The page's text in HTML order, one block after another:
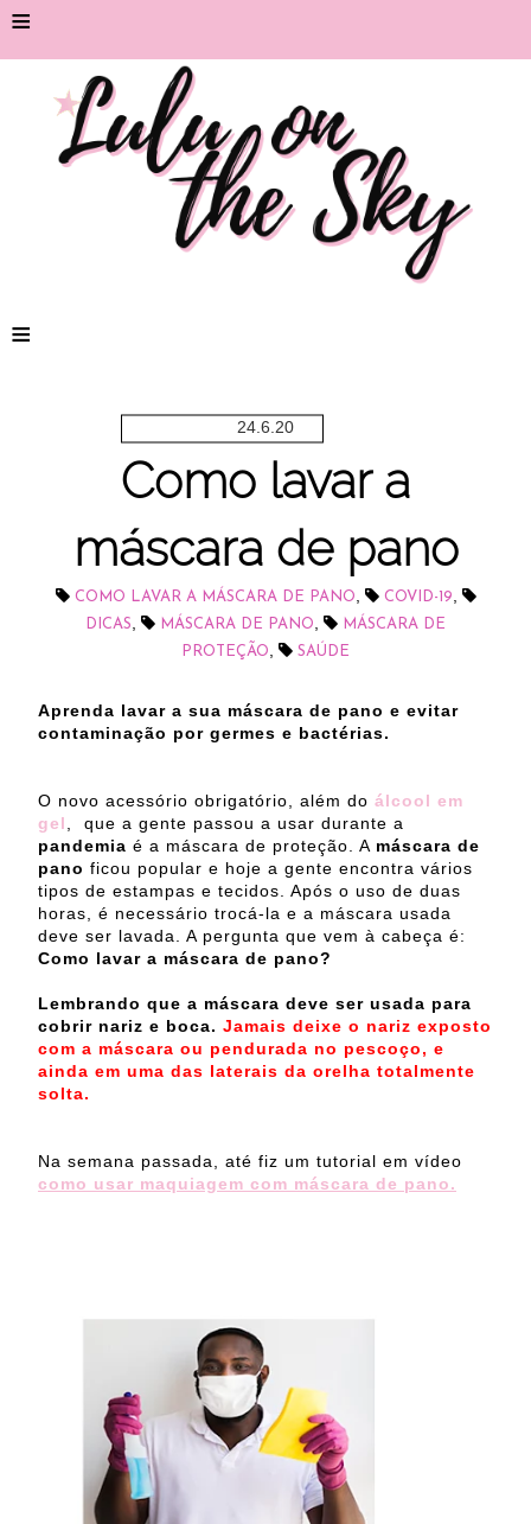
≡
≡
24.6.20
Como lavar a
máscara de pano
COMO LAVAR A MÁSCARA DE PANO, COVID-19,
DICAS, MÁSCARA DE PANO,
MÁSCARA DE
PROTEÇÃO, SAÚDE
Aprenda lavar a sua máscara de pano e evitar
contaminação por germes e bactérias.
O novo acessório obrigatório, além do álcool em
gel, que a gente passou a usar durante a
pandemia é a máscara de proteção. A máscara de
pano ficou popular e hoje a gente encontra vários
tipos de estampas e tecidos. Após o uso de duas
horas, é necessário trocá-la e a máscara usada
deve ser lavada. A pergunta que vem à cabeça é:
Como lavar a máscara de pano?
Lembrando que a máscara deve ser usada para
cobrir nariz e boca. Jamais deixe o nariz exposto
com a máscara ou pendurada no pescoço, e
ainda em uma das laterais da orelha totalmente
solta.
Na semana passada, até fiz um tutorial em vídeo
como usar maquiagem com máscara de pano.